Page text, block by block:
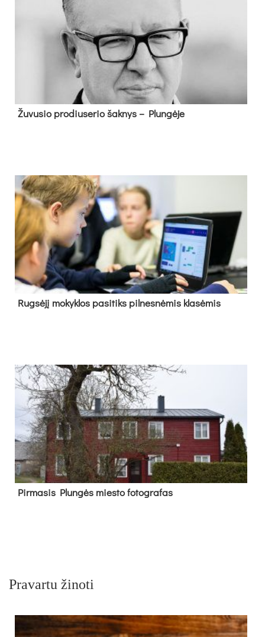
Žu­vu­sio pro­diu­se­rio šak­nys – Plun­gė­je
Rug­sė­jį mo­kyk­los pa­si­tiks pil­nes­nė­mis kla­sė­mis
Pir­ma­sis Plun­gės mies­to fo­tog­ra­fas
Pravartu žinoti